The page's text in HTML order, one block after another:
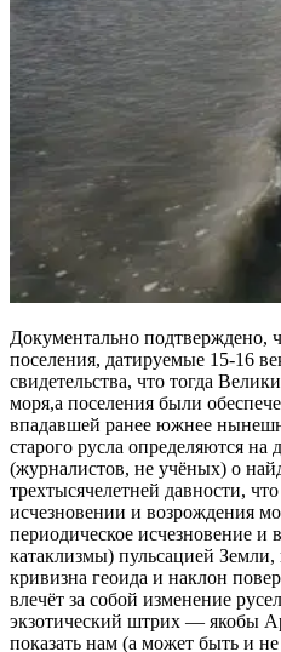
Документально подтверждено,
поселения, датируемые 15-16
свидетельства, что тогда
моря,а поселения были
впадавшей ранее южнее
старого русла определяются
(журналистов, не учёных) о
трехтысячелетней давности,
исчезновении и возрождения
периодическое исчезновение и
катаклизмы) пульсацией Земли,
кривизна геоида и наклон
влечёт за собой изменение
экзотический штрих — якобы
показать нам (а может быть и